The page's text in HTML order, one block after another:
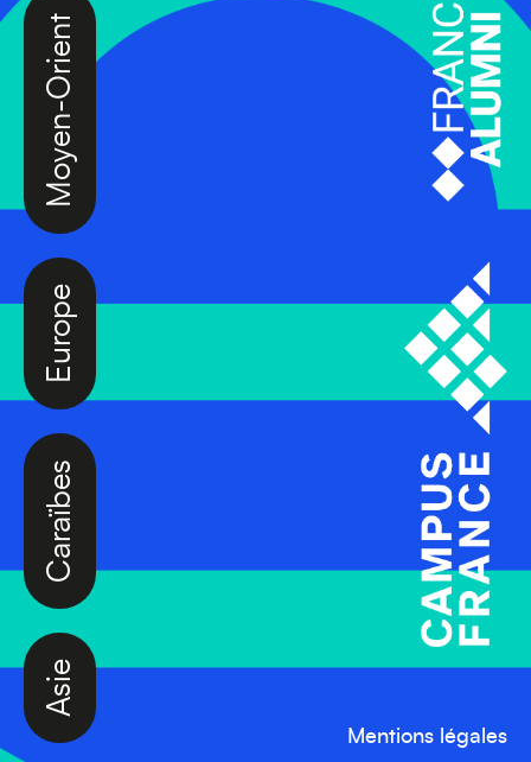
Asie
Caraïbes
Europe
Moyen-Orient
Mentions légales